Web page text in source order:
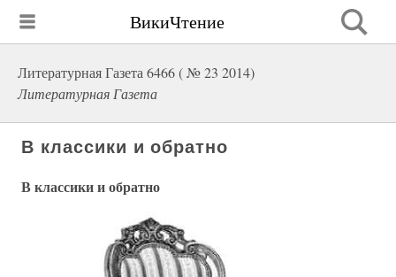
ВикиЧтение
Литературная Газета 6466 ( № 23 2014)
Литературная Газета
В классики и обратно
В классики и обратно